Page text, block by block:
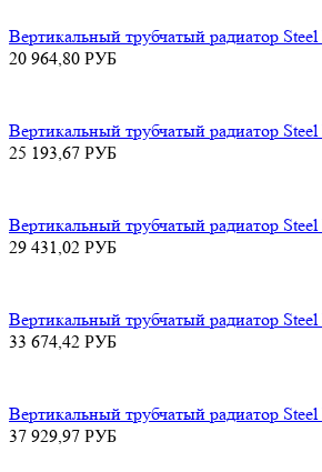
Вертикальный трубчатый радиатор
20 964,80 РУБ
Вертикальный трубчатый радиатор
25 193,67 РУБ
Вертикальный трубчатый радиатор
29 431,02 РУБ
Вертикальный трубчатый радиатор
33 674,42 РУБ
Вертикальный трубчатый радиатор
37 929,97 РУБ